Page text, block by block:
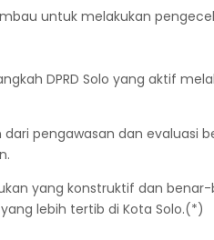
untuk melakukan
DPRD Solo yang aktif
pengawasan dan evaluasi
yang konstruktif dan
lebih tertib di Kota Solo.(*)